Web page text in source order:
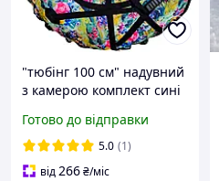
"тюбінг 100 см" надувний
з камерою комплект сині
хлопця дорослого санки
крижана для горок
снігокат ледянка
Готово до відправки
5.0 (1)
від266₴/міс